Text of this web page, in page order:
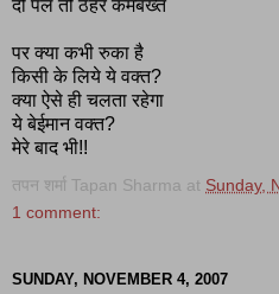
दो पल तो ठहर कमबख्त
पर क्या कभी रुका है
किसी के लिये ये वक्त?
क्या ऐसे ही चलता रहेगा
ये बेईमान वक्त?
मेरे बाद भी!!
तपन शर्मा Tapan Sharma at Sunday,
1 comment:
SUNDAY, NOVEMBER 4, 2007